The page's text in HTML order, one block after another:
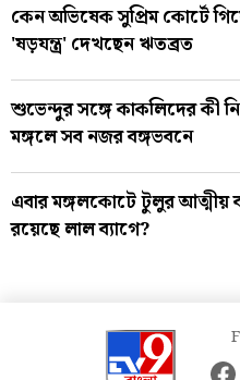
কেন অভিষেক সুপ্রিম কোর্টে
'ষড়যন্ত্র' দেখছেন ঋতব্রত
শুভেন্দুর সঙ্গে কাকলিদের কী
মঙ্গলে সব নজর বঙ্গভবনে
এবার মঙ্গলকোটে টুলুর আত্মীয়
রয়েছে লাল ব্যাগে?